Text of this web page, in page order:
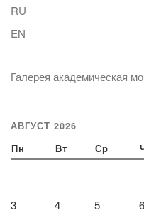
RU
EN
Галерея академическая
АВГУСТ 2026
Пн Вт Ср
3 4 5 6